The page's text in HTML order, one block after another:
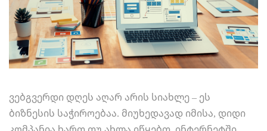
ვებგვერდი დღეს აღარ არის სიახლე – ეს
ბიზნესის საჭიროებაა. მიუხედავად იმისა, დიდი